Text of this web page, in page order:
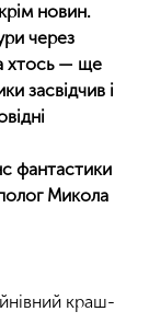
новин.
через
хтось — ще
засвідчив і
фантастики
Микола
краш-